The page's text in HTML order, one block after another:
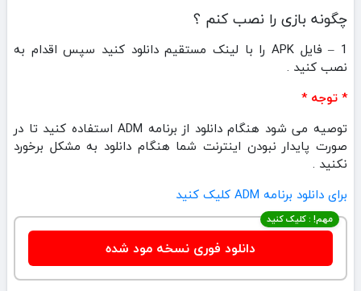
چگونه بازی را نصب کنم ؟
1 – فایل APK را با لینک مستقیم دانلود کنید سپس اقدام به
نصب کنید .
* توجه *
توصیه می شود هنگام دانلود از برنامه ADM استفاده کنید تا در
صورت پایدار نبودن اینترنت شما هنگام دانلود به مشکل برخورد
نکنید .
برای دانلود برنامه ADM کلیک کنید
مهم! : کلیک کنید
دانلود فوری نسخه مود شده